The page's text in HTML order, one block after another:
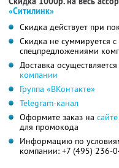
«Ситилинк»
Скидка действует при
Скидка не суммируется
спецпредложениями
Доставка осуществляется
компании
Группа «ВКонтакте»
Telegram-канал
Оформите заказ на сайте
для промокода
Информацию по
компании: +7 (495) 236-